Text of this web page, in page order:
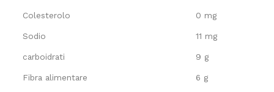
Colesterolo 0 mg
Sodio 11 mg
carboidrati 9 g
Fibra alimentare 6 g